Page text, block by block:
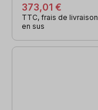
373,01 €
TTC, frais de livraison
en sus